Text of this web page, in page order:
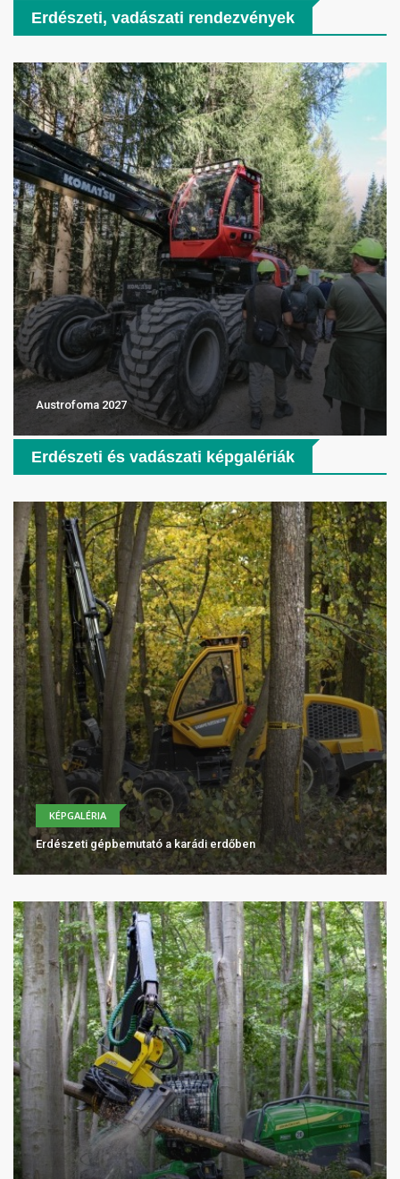
Erdészeti, vadászati rendezvények
Austrofoma 2027
Erdészeti és vadászati képgalériák
KÉPGALÉRIA
Erdészeti gépbemutató a karádi erdőben